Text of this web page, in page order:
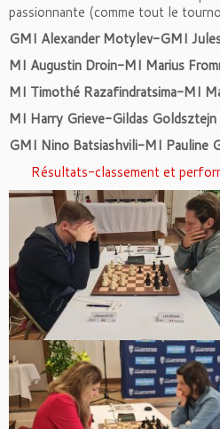
passionnante (comme tout le
GMI Alexander Motylev-GMI
MI Augustin Droin-MI Marius
MI Timothé Razafindratsima-MI
MI Harry Grieve-Gildas
GMI Nino Batsiashvili-MI Pauline
Résultats-classement et